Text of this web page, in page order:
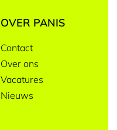
OVER PANIS
Contact
Over ons
Vacatures
Nieuws